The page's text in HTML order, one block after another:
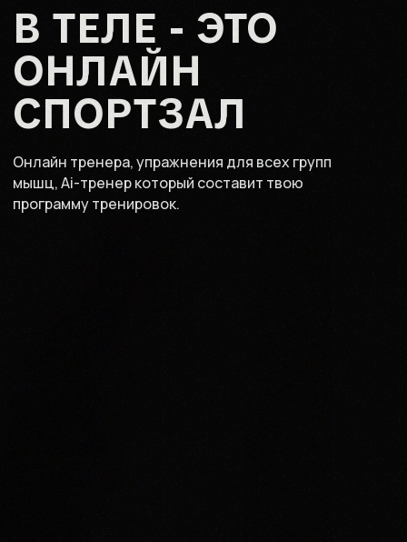
В ТЕЛЕ - ЭТО
ОНЛАЙН
СПОРТЗАЛ
Онлайн тренера, упражнения для всех групп
мышц, Ai-тренер который составит твою
программу тренировок.